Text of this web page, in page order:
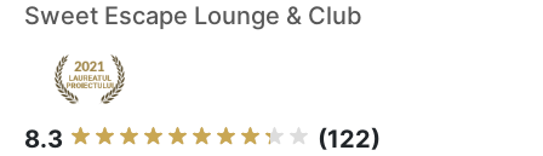
Sweet Escape Lounge & Club
8.3 (122)